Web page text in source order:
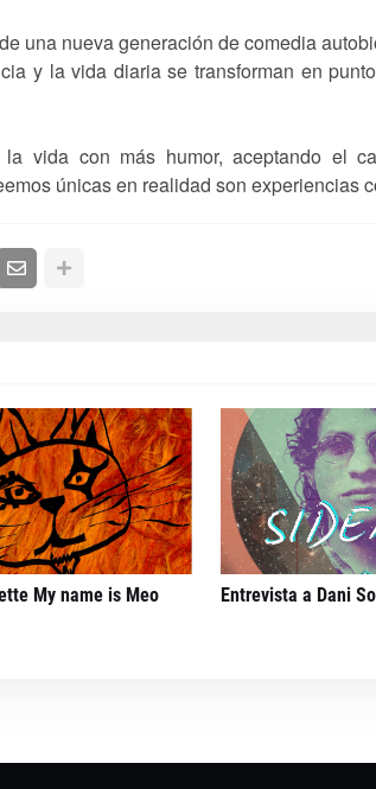
una nueva generación de comedia
y la vida diaria se transforman en
vida con más humor, aceptando el
únicas en realidad son experiencias
My name is Meo Entrevista a Dani